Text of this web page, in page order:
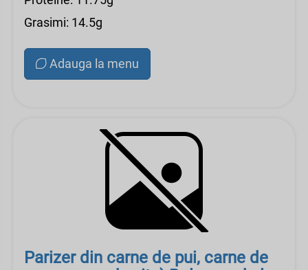
Grasimi: 14.5g
Adauga la menu
Parizer din carne de pui, carne de